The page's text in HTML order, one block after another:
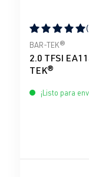
Calificación
BAR-TEK®
2.0 TFSI
TEK®
¡Listo para